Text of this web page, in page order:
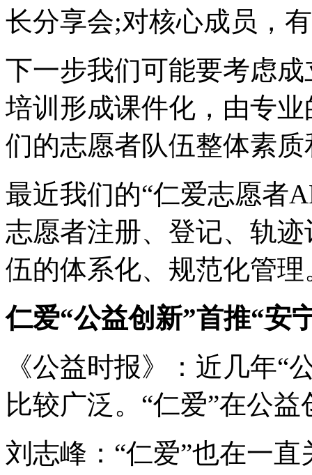
长分享会;对核心成员，
下一步我们可能要考虑
培训形成课件化，由专
们的志愿者队伍整体素
最近我们的“仁爱志愿者
志愿者注册、登记、轨
伍的体系化、规范化管理
仁爱“公益创新”首推“安
《公益时报》：近几年“
比较广泛。“仁爱”在公
刘志峰：“仁爱”也在一